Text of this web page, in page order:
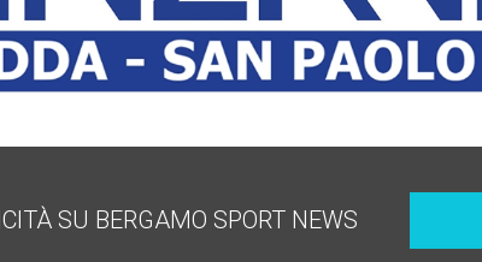
SU BERGAMO SPORT NEWS